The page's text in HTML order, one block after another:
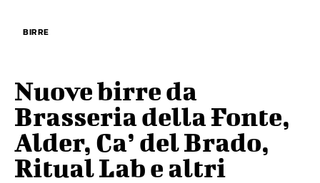
BIRRE
Nuove birre da
Brasseria della Fonte,
Alder, Ca’ del Brado,
Ritual Lab e altri